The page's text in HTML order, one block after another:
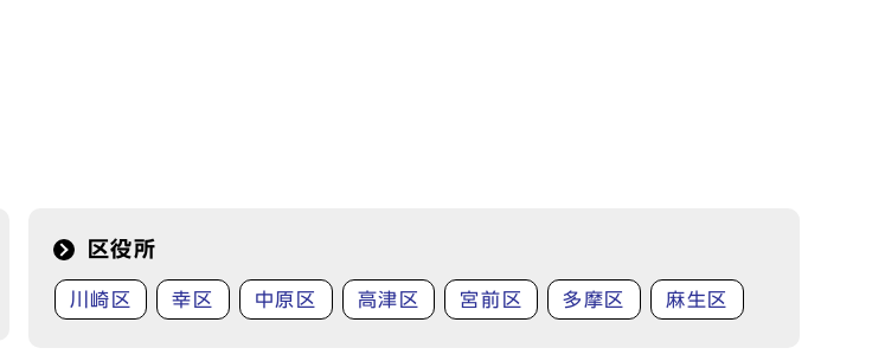
区役所
川崎区 幸区 中原区 高津区 宮前区 多摩区 麻生区